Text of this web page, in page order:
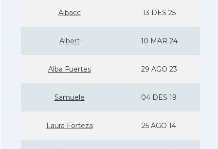
Albacc 13 DES 25
Albert 10 MAR 24
Alba Fuertes 29 AGO 23
Samuele 04 DES 19
Laura Forteza 25 AGO 14